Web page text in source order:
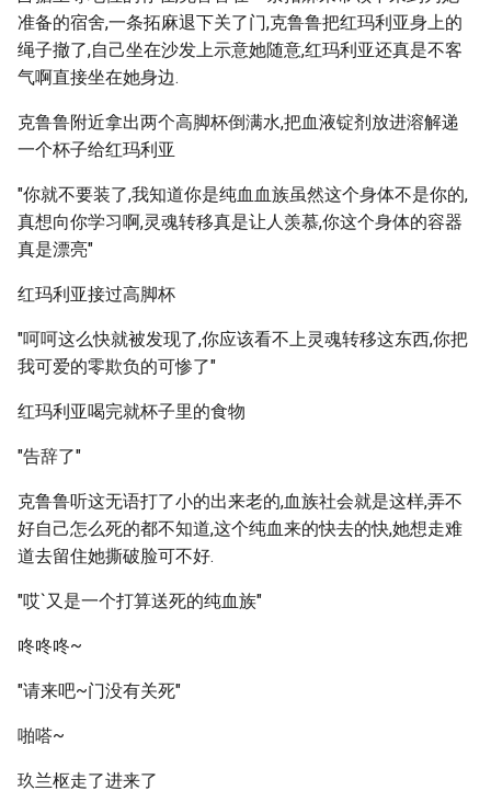
准备的宿舍,一条拓麻退下关了门,克鲁鲁把红玛利亚身上的
绳子撤了,自己坐在沙发上示意她随意,红玛利亚还真是不客
气啊直接坐在她身边.
克鲁鲁附近拿出两个高脚杯倒满水,把血液锭剂放进溶解递
一个杯子给红玛利亚
"你就不要装了,我知道你是纯血血族虽然这个身体不是你的,
真想向你学习啊,灵魂转移真是让人羡慕,你这个身体的容器
真是漂亮"
红玛利亚接过高脚杯
"呵呵这么快就被发现了,你应该看不上灵魂转移这东西,你把
我可爱的零欺负的可惨了"
红玛利亚喝完就杯子里的食物
"告辞了"
克鲁鲁听这无语打了小的出来老的,血族社会就是这样,弄不
好自己怎么死的都不知道,这个纯血来的快去的快,她想走难
道去留住她撕破脸可不好.
"哎`又是一个打算送死的纯血族"
咚咚咚~
"请来吧~门没有关死"
啪嗒~
玖兰枢走了进来了